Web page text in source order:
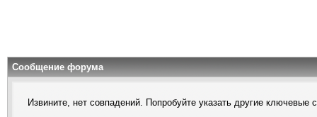
Сообщение форума
Извините, нет совпадений. Попробуйте указать другие ключевые